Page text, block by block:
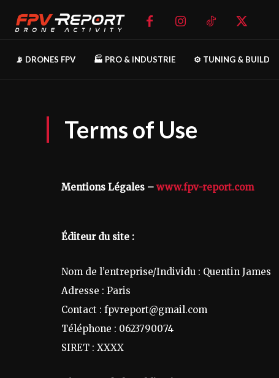
📡 DRONES FPV 🏭 PRO & INDUSTRIE ⚙️ TUNING & BUILD
Terms of Use
Mentions Légales – www.fpv-report.com
Éditeur du site :
Nom de l’entreprise/Individu : Quentin James
Adresse : Paris
Contact : fpvreport@gmail.com
Téléphone : 0623790074
SIRET : XXXX